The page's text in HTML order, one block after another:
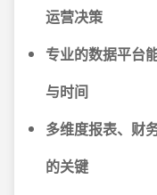
运营决策
专业的数据平台
与时间
多维度报表、财
的关键